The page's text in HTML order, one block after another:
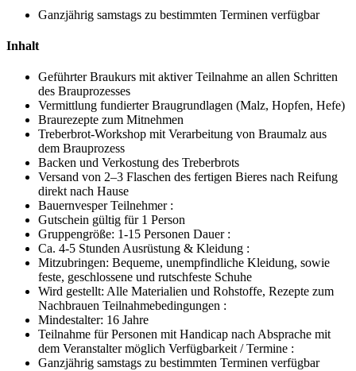
Ganzjährig samstags zu bestimmten Terminen verfügbar
Inhalt
Geführter Braukurs mit aktiver Teilnahme an allen Schritten
des Brauprozesses
Vermittlung fundierter Braugrundlagen (Malz, Hopfen, Hefe)
Braurezepte zum Mitnehmen
Treberbrot-Workshop mit Verarbeitung von Braumalz aus
dem Brauprozess
Backen und Verkostung des Treberbrots
Versand von 2–3 Flaschen des fertigen Bieres nach Reifung
direkt nach Hause
Bauernvesper Teilnehmer :
Gutschein gültig für 1 Person
Gruppengröße: 1-15 Personen Dauer :
Ca. 4-5 Stunden Ausrüstung & Kleidung :
Mitzubringen: Bequeme, unempfindliche Kleidung, sowie
feste, geschlossene und rutschfeste Schuhe
Wird gestellt: Alle Materialien und Rohstoffe, Rezepte zum
Nachbrauen Teilnahmebedingungen :
Mindestalter: 16 Jahre
Teilnahme für Personen mit Handicap nach Absprache mit
dem Veranstalter möglich Verfügbarkeit / Termine :
Ganzjährig samstags zu bestimmten Terminen verfügbar